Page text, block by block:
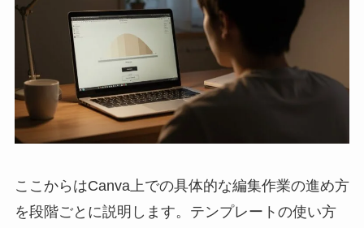
ここからはCanva上での具体的な編集作業の進め方
を段階ごとに説明します。テンプレートの使い方